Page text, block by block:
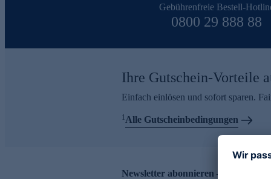
Gebührenfreie Bestell-
0800 29 888 88
Ihre Gutschein-Vorteile
Einfach einlösen und sofort sparen.
1Alle Gutscheinbedingungen
Newsletter abonnieren – 10 €